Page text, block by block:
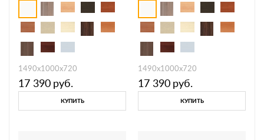
1490х1000х720
17 390 руб.
КУПИТЬ
1490х1000х720
17 390 руб.
КУПИТЬ